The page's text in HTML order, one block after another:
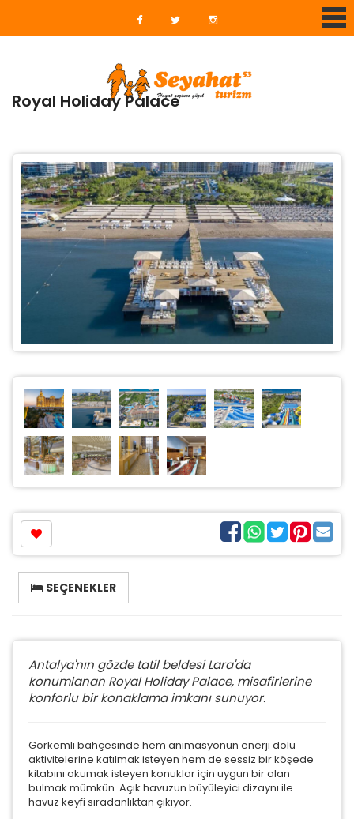
Royal Holiday Palace
SEÇENEKLER
Antalya'nın gözde tatil beldesi Lara'da
konumlanan Royal Holiday Palace, misafirlerine
konforlu bir konaklama imkanı sunuyor.
Görkemli bahçesinde hem animasyonun enerji dolu
aktivitelerine katılmak isteyen hem de sessiz bir köşede
kitabını okumak isteyen konuklar için uygun bir alan
bulmak mümkün. Açık havuzun büyüleyici dizaynı ile
havuz keyfi sıradanlıktan çıkıyor.